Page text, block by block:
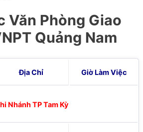
Văn Phòng Giao
Quảng Nam
Địa Chỉ Giờ Làm Việc
Nhánh TP Tam Kỳ